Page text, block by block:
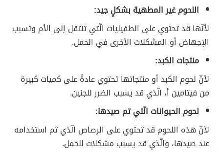
اللحوم غير المطهية بشكلٍ جيد:
لأنّها قد تحتوي على الطفيليات الّتي تنتقل إلى الأم وتسبب
الإجهاض أو المشكلات الأخرى في الحمل.
منتجات الكبد:
لأنّ لحوم الكبد أو منتجاتها تحتوي عادةً على كميات كبيرة
من فيتامين أ، الّذي قد يسبب الضرر للجنين.
لحوم الحيوانات الّتي تم صيدها:
لأنّ هذه اللحوم قد تحتوي على الرصاص الّذي تم استخدامه
عند صيدها، والّذي قد يسبب مشكلات للحمل.